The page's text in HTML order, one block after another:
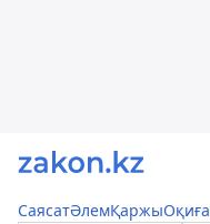
СаясатӘлемҚаржыОқиға